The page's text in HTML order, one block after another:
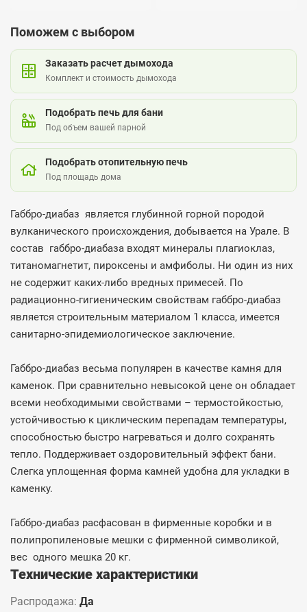
Поможем с выбором
Заказать расчет дымохода
Комплект и стоимость дымохода
Подобрать печь для бани
Под объем вашей парной
Подобрать отопительную печь
Под площадь дома
Габбро-диабаз является глубинной горной породой
вулканического происхождения, добывается на Урале. В
состав габбро-диабаза входят минералы плагиоклаз,
титаномагнетит, пироксены и амфиболы. Ни один из них
не содержит каких-либо вредных примесей. По
радиационно-гигиеническим свойствам габбро-диабаз
является строительным материалом 1 класса, имеется
санитарно-эпидемиологическое заключение.
Габбро-диабаз весьма популярен в качестве камня для
каменок. При сравнительно невысокой цене он обладает
всеми необходимыми свойствами – термостойкостью,
устойчивостью к циклическим перепадам температуры,
способностью быстро нагреваться и долго сохранять
тепло. Поддерживает оздоровительный эффект бани.
Слегка уплощенная форма камней удобна для укладки в
каменку.
Габбро-диабаз расфасован в фирменные коробки и в
полипропиленовые мешки с фирменной символикой,
вес одного мешка 20 кг.
Технические характеристики
Распродажа: Да